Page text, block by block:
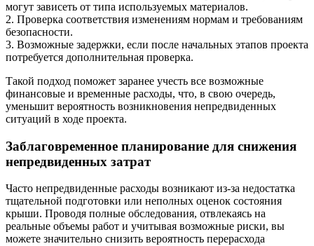
могут зависеть от типа используемых материалов.
2. Проверка соответствия изменениям нормам и требованиям
безопасности.
3. Возможные задержки, если после начальных этапов проекта
потребуется дополнительная проверка.
Такой подход поможет заранее учесть все возможные
финансовые и временные расходы, что, в свою очередь,
уменьшит вероятность возникновения непредвиденных
ситуаций в ходе проекта.
Заблаговременное планирование для снижения
непредвиденных затрат
Часто непредвиденные расходы возникают из-за недостатка
тщательной подготовки или неполных оценок состояния
крыши. Проводя полные обследования, отвлекаясь на
реальные объемы работ и учитывая возможные риски, вы
можете значительно снизить вероятность перерасхода